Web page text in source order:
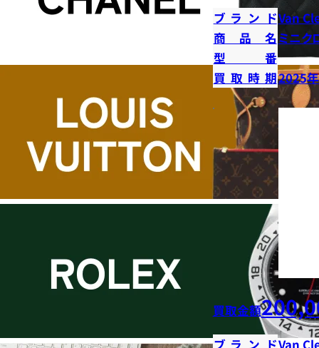
ブランドVan
商品名 ミニク
型番
買取時期2025
買取金額
ブランドVan